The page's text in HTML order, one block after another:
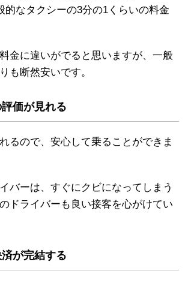
的なタクシーの3分の1くらいの料金
金に違いがでると思いますが、一般
も断然安いです。
評価が見れる
るので、安心して乗ることができま
バーは、すぐにクビになってしまう
ドライバーも良い接客を心がけてい
が完結する